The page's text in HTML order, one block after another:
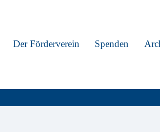
Der Förderverein Spenden